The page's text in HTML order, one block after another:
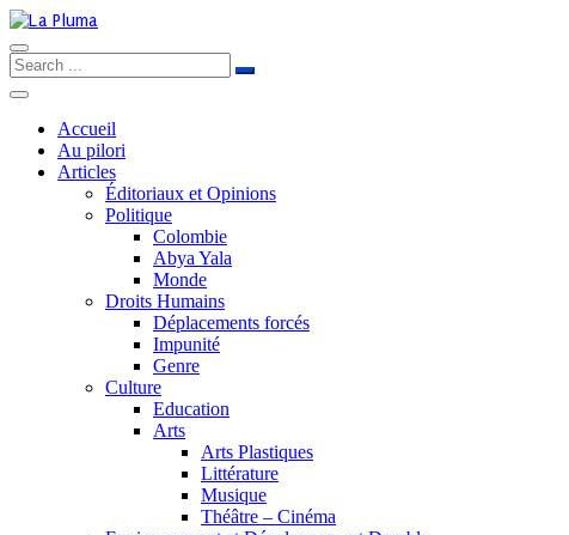
Accueil
Au pilori
Articles
Éditoriaux et Opinions
Politique
Colombie
Abya Yala
Monde
Droits Humains
Déplacements forcés
Impunité
Genre
Culture
Education
Arts
Arts Plastiques
Littérature
Musique
Théâtre – Cinéma